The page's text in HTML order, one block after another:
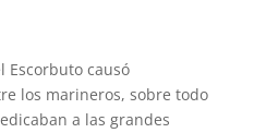
Escorbuto causó
los marineros, sobre todo
a las grandes